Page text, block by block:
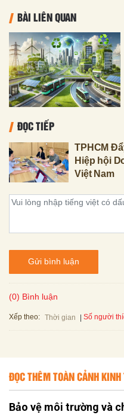
BÀI LIÊN QUAN
ĐỌC TIẾP
TPHCM
Hiệp hội
Việt Nam
Gửi bình luận
(0) Bình luận
Xếp theo: Thời gian Số người
ĐỌC THÊM TOÀN CẢNH KINH
Bảo vệ môi trường và